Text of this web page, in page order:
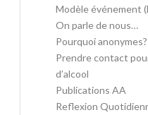
Modèle événement
On parle de nous…
Pourquoi anonymes?
Prendre contact
d’alcool
Publications AA
Reflexion